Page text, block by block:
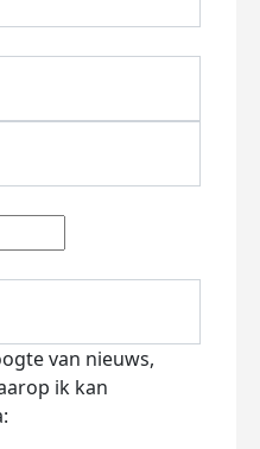
van nieuws,
ik kan